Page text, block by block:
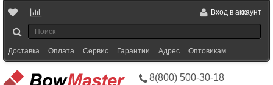
Вход в аккаунт
Доставка Оплата Сервис Гарантии Адрес Оптовикам
8(800) 500-30-18